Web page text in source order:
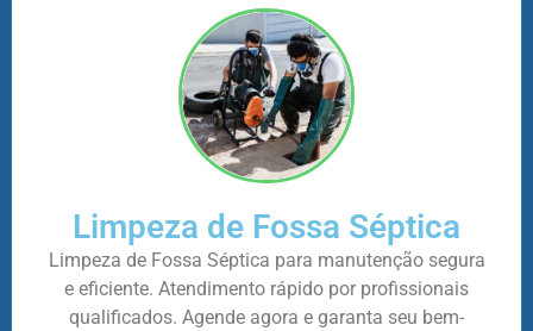
Limpeza de Fossa Séptica
Limpeza de Fossa Séptica para manutenção segura
e eficiente. Atendimento rápido por profissionais
qualificados. Agende agora e garanta seu bem-